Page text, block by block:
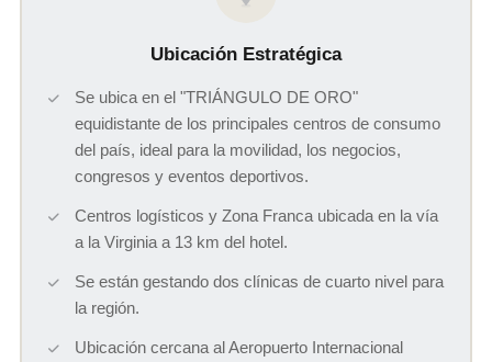
Ubicación Estratégica
Se ubica en el "TRIÁNGULO DE ORO"
equidistante de los principales centros de consumo
del país, ideal para la movilidad, los negocios,
congresos y eventos deportivos.
Centros logísticos y Zona Franca ubicada en la vía
a la Virginia a 13 km del hotel.
Se están gestando dos clínicas de cuarto nivel para
la región.
Ubicación cercana al Aeropuerto Internacional